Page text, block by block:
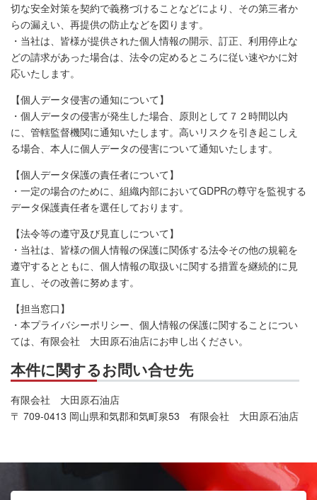
切な安全対策を契約で義務づけることなどにより、その第三者か
らの漏えい、再提供の防止などを図ります。
・当社は、皆様が提供された個人情報の開示、訂正、利用停止な
どの請求があった場合は、法令の定めるところに従い速やかに対
応いたします。
【個人データ侵害の通知について】
・個人データの侵害が発生した場合、原則として７２時間以内
に、管轄監督機関に通知いたします。高いリスクを引き起こしえ
る場合、本人に個人データの侵害について通知いたします。
【個人データ保護の責任者について】
・一定の場合のために、組織内部においてGDPRの尊守を監視する
データ保護責任者を選任しております。
【法令等の遵守及び見直しについて】
・当社は、皆様の個人情報の保護に関係する法令その他の規範を
遵守するとともに、個人情報の取扱いに関する措置を継続的に見
直し、その改善に努めます。
【担当窓口】
・本プライバシーポリシー、個人情報の保護に関することについ
ては、有限会社 大田原石油店にお申し出ください。
本件に関するお問い合せ先
有限会社 大田原石油店
〒 709-0413 岡山県和気郡和気町泉53 有限会社 大田原石油店